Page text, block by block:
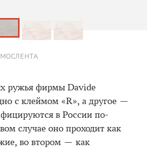
МОСЛЕНТА
ружья фирмы Davide
с клеймом «R», а другое —
в России по-
случае оно проходит как
во втором — как